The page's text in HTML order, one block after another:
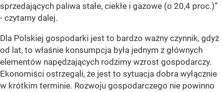
sprzedających paliwa stałe, ciekłe i gazowe (o 20,4 proc.)”
- czytamy dalej.
Dla Polskiej gospodarki jest to bardzo ważny czynnik, gdyż
od lat, to właśnie konsumpcja była jednym z głównych
elementów napędzających rodzimy wzrost gospodarczy.
Ekonomiści ostrzegali, że jest to sytuacja dobra wyłącznie
w krótkim terminie. Rozwoju gospodarczego nie powinno